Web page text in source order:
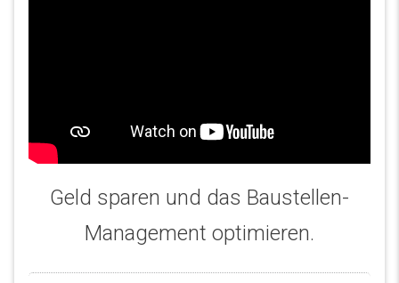
Geld sparen und das Baustellen-
Management optimieren.